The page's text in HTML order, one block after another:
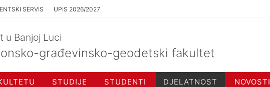
SERVIS UPIS 2026/2027
u Banjoj Luci
građevinsko-geodetski fakultet
STUDIJE STUDENTI DJELATNOST NOVOSTI